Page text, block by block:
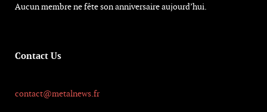
Aucun membre ne fête son anniversaire aujourd’hui.
Contact Us
contact@metalnews.fr